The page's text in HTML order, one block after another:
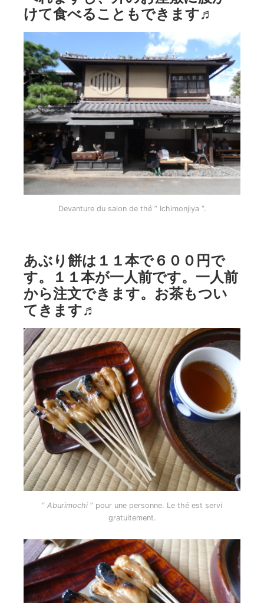
けて食べることもできます♬
Devanture du salon de thé ” Ichimonjiya “.
あぶり餅は１１本で６００円で
す。１１本が一人前です。一人前
から注文できます。お茶もつい
てきます♬
“ Aburimochi ” pour une personne. Le thé est servi
gratuitement.